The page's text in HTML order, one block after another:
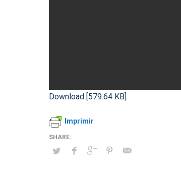
Download [579.64 KB]
Imprimir